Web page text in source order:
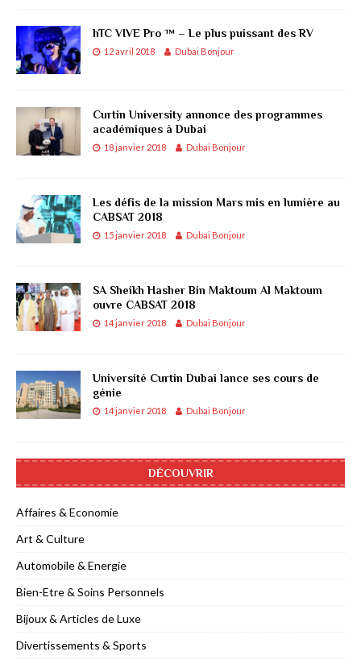
hTC VIVE Pro ™ – Le plus puissant des RV
12 avril 2018 Dubai Bonjour
Curtin University annonce des programmes
académiques à Dubai
18 janvier 2018 Dubai Bonjour
Les défis de la mission Mars mis en lumière au
CABSAT 2018
15 janvier 2018 Dubai Bonjour
SA Sheikh Hasher Bin Maktoum Al Maktoum
ouvre CABSAT 2018
14 janvier 2018 Dubai Bonjour
Université Curtin Dubai lance ses cours de
génie
14 janvier 2018 Dubai Bonjour
DÉCOUVRIR
Affaires & Economie
Art & Culture
Automobile & Energie
Bien-Etre & Soins Personnels
Bijoux & Articles de Luxe
Divertissements & Sports